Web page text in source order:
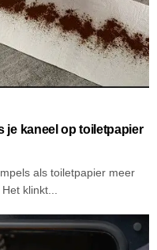
je kaneel op toiletpapier
als toiletpapier meer
klinkt...